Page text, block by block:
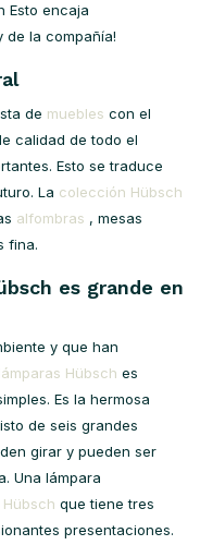
Esto encaja
de la compañía!
de muebles con el
calidad de todo el
Esto se traduce
La colección Hübsch
alfombras , mesas
fina.
es grande en
y que han
Hübsch es
Es la hermosa
de seis grandes
girar y pueden ser
Una lámpara
que tiene tres
presentaciones.